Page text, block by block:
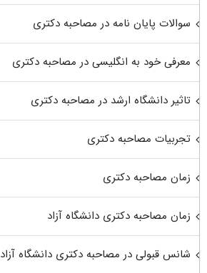
سوالات پایان نامه در مصاحبه دکتری
معرفی خود به انگلیسی در مصاحبه دکتری
تاثیر دانشگاه ارشد در مصاحبه دکتری
تجربیات مصاحبه دکتری
زمان مصاحبه دکتری
زمان مصاحبه دکتری دانشگاه آزاد
شانس قبولی در مصاحبه دکتری دانشگاه آزاد